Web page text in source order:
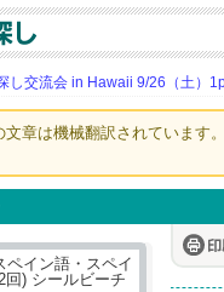
し交流会 in Hawaii 9/26（土）
文章は機械翻訳されています